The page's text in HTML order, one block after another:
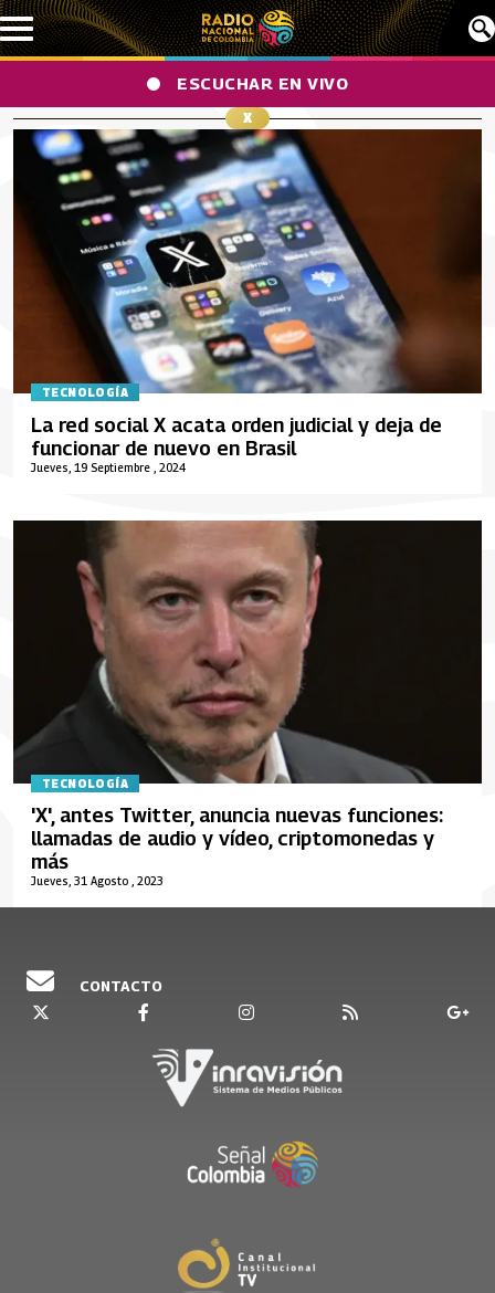
Pasar al contenido principal
ESCUCHAR EN VIVO
X
TECNOLOGÍA
Jueves, 19 Septiembre , 2024
La red social X acata orden judicial y deja de
funcionar de nuevo en Brasil
TECNOLOGÍA
Jueves, 31 Agosto , 2023
'X', antes Twitter, anuncia nuevas funciones:
llamadas de audio y vídeo, criptomonedas y
más
CONTACTO